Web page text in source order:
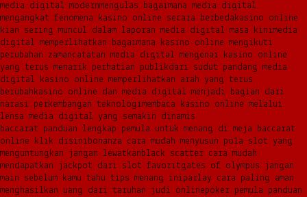
media digital modernmengulas bagaimana media digital
mengangkat fenomena kasino online secara berbedakasino online
kian sering muncul dalam laporan media digital masa kinimedia
digital memperlihatkan bagaimana kasino online mengikuti
perubahan zamancatatan media digital mengenai kasino online
yang terus menarik perhatian publikdari sudut pandang media
digital kasino online memperlihatkan arah yang terus
berubahkasino online dan media digital menjadi bagian dari
narasi perkembangan teknologimembaca kasino online melalui
lensa media digital yang semakin dinamis
baccarat panduan lengkap pemula untuk menang di meja baccarat
online klik disinibonanza cara mudah menyusun pola slot yang
menguntungkan jangan lewatkanblack scatter cara mudah
mendapatkan jackpot dari slot favoritgates of olympus jangan
main sebelum kamu tahu tips menang iniparlay cara paling aman
menghasilkan uang dari taruhan judi onlinepoker pemula panduan